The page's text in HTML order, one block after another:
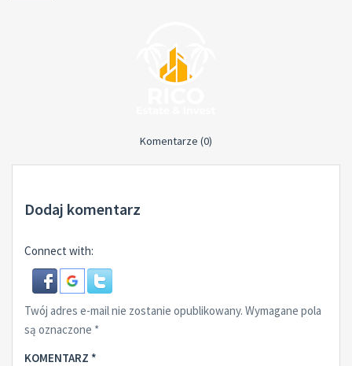
Komentarze (0)
Dodaj komentarz
Connect with:
Twój adres e-mail nie zostanie opublikowany. Wymagane pola
są oznaczone *
KOMENTARZ *